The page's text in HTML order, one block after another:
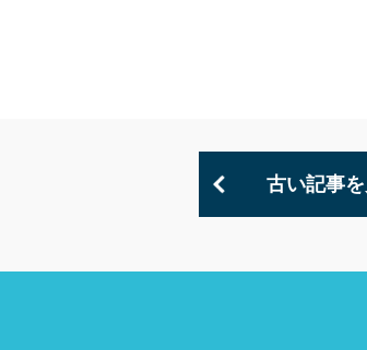
古い記事